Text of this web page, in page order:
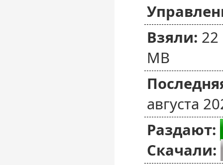
Взяли:
MB
августа
Раздают:
Скачали: